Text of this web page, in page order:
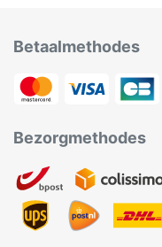
Betaalmethodes
Bezorgmethodes